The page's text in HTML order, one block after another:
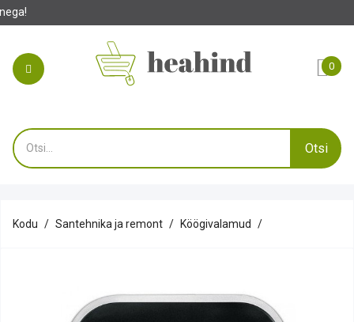
0
Otsi
Kodu Santehnika ja remont Köögivalamud